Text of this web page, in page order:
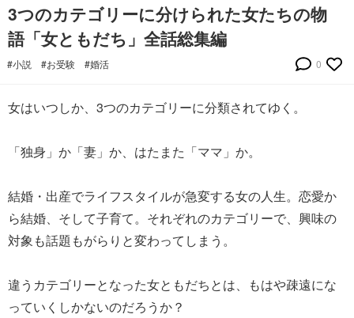
3つのカテゴリーに分けられた女たちの物
語「女ともだち」全話総集編
#小説 #お受験 #婚活 0
女はいつしか、3つのカテゴリーに分類されてゆく。
「独身」か「妻」か、はたまた「ママ」か。
結婚・出産でライフスタイルが急変する女の人生。恋愛か
ら結婚、そして子育て。それぞれのカテゴリーで、興味の
対象も話題もがらりと変わってしまう。
違うカテゴリーとなった女ともだちとは、もはや疎遠にな
っていくしかないのだろうか？